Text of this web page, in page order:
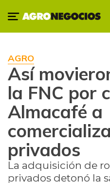
AGRO
Así
la FNC por
Almacafé a
privados
La adquisición de
privados detonó la